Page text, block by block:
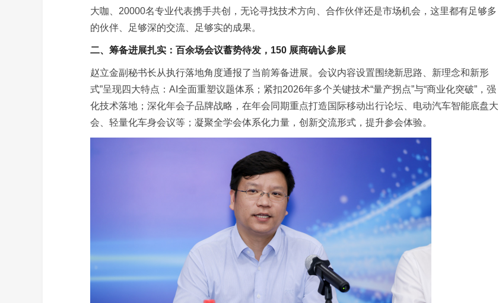
大咖、20000名专业代表携手共创，无论寻找技术方向、合作伙伴还是市场机会，这里都有足够多
的伙伴、足够深的交流、足够实的成果。
二、筹备进展扎实：百余场会议蓄势待发，150 展商确认参展
赵立金副秘书长从执行落地角度通报了当前筹备进展。会议内容设置围绕新思路、新理念和新形
式”呈现四大特点：AI全面重塑议题体系；紧扣2026年多个关键技术“量产拐点”与“商业化突破”，强
化技术落地；深化年会子品牌战略，在年会同期重点打造国际移动出行论坛、电动汽车智能底盘大
会、轻量化车身会议等；凝聚全学会体系化力量，创新交流形式，提升参会体验。